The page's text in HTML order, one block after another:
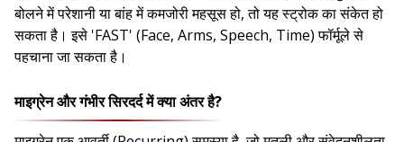
बोलने में परेशानी या बांह में कमजोरी महसूस हो, तो यह स्ट्रोक का संकेत हो
सकता है। इसे 'FAST' (Face, Arms, Speech, Time) फॉर्मूले से
पहचाना जा सकता है।
माइग्रेन और गंभीर सिरदर्द में क्या अंतर है?